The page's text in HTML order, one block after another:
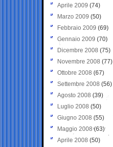
Aprile 2009 (74)
Marzo 2009 (50)
Febbraio 2009 (69)
Gennaio 2009 (70)
Dicembre 2008 (75)
Novembre 2008 (77)
Ottobre 2008 (67)
Settembre 2008 (56)
Agosto 2008 (39)
Luglio 2008 (50)
Giugno 2008 (55)
Maggio 2008(63)
Aprile 2008 (50)